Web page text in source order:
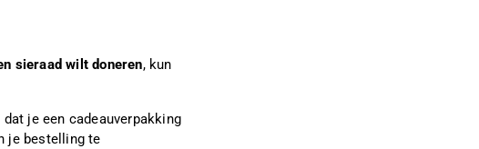
sieraad wilt doneren, kun
dat je een cadeauverpakking
je bestelling te